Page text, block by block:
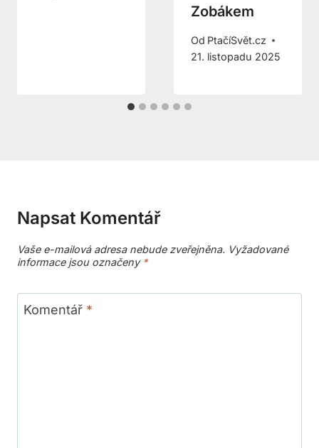
Zobákem
Od PtačíSvět.cz
21. listopadu 2025
Napsat Komentář
Vaše e-mailová adresa nebude zveřejněna. Vyžadované
informace jsou označeny *
Komentář *